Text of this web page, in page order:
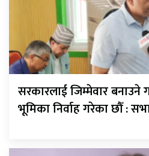
सरकारलाई जिम्मेवार बनाउने
भूमिका निर्वाह गरेका छौँ :